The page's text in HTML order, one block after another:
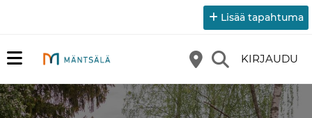
Lisää tapahtuma
KIRJAUDU